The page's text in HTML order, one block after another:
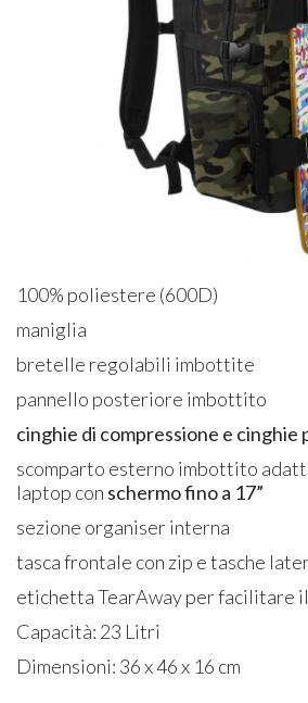
100% poliestere (600D)
maniglia
bretelle regolabili imbottite
pannello posteriore imbottito
cinghie di compressione e cinghie
scomparto esterno imbottito
laptop con schermo fino a 17”
sezione organiser interna
tasca frontale con zip e tasche
etichetta TearAway per facilitare
Capacità: 23 Litri
Dimensioni: 36 x 46 x 16 cm